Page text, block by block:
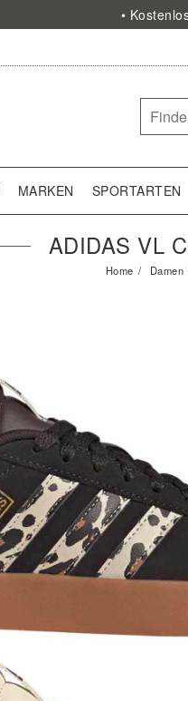
•
MARKEN SPORTARTEN
ADIDAS VL
Home Damen